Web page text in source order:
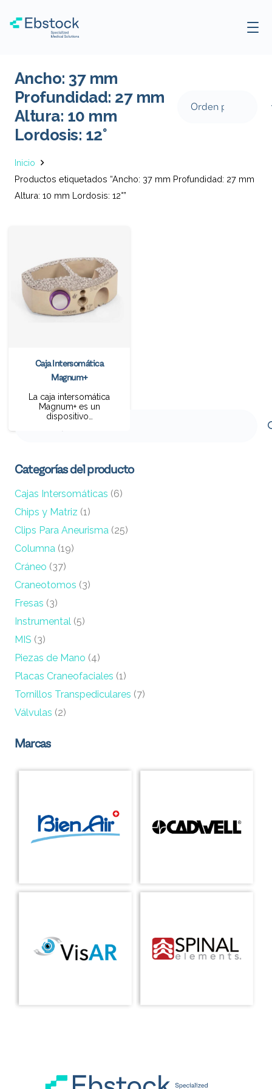
Ancho: 37 mm
Profundidad: 27 mm
Altura: 10 mm
Lordosis: 12°
Inicio
Productos etiquetados “Ancho: 37 mm Profundidad: 27 mm
Altura: 10 mm Lordosis: 12°”
Caja Intersomática
Magnum+
La caja intersomática
Magnum+ es un
dispositivo…
por:
Categorías del producto
Cajas Intersomáticas (6)
Chips y Matriz (1)
Clips Para Aneurisma (25)
Columna (19)
Cráneo (37)
Craneotomos (3)
Fresas (3)
Instrumental (5)
MIS (3)
Piezas de Mano (4)
Placas Craneofaciales (1)
Tornillos Transpediculares (7)
Válvulas (2)
Marcas